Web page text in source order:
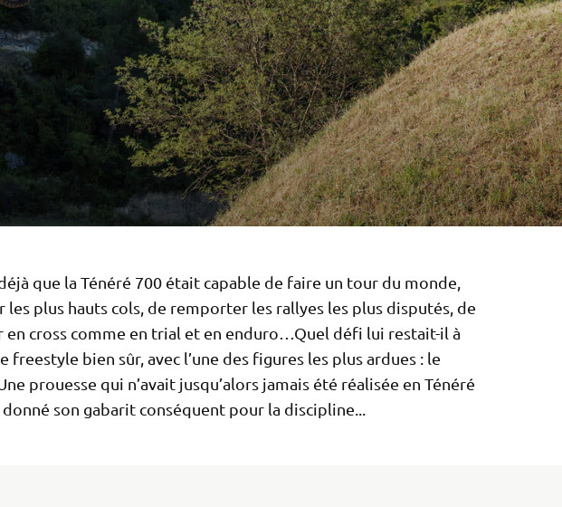
que la Ténéré 700 était capable de faire un tour du monde,
les plus hauts cols, de remporter les rallyes les plus disputés, de
cross comme en trial et en enduro…Quel défi lui restait-il à
freestyle bien sûr, avec l’une des figures les plus ardues : le
prouesse qui n’avait jusqu’alors jamais été réalisée en Ténéré
son gabarit conséquent pour la discipline...